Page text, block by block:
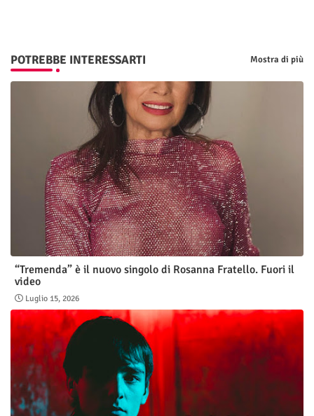
POTREBBE INTERESSARTI Mostra di più
“Tremenda” è il nuovo singolo di Rosanna Fratello. Fuori il
video
Luglio 15, 2026